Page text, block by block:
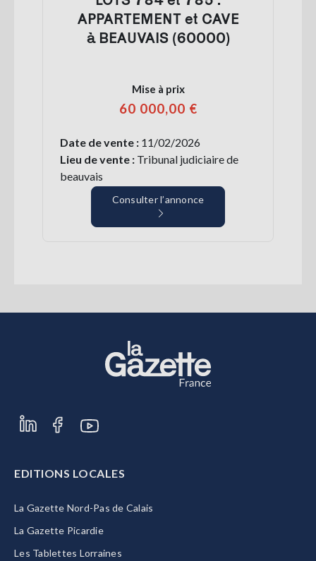
APPARTEMENT et CAVE
à BEAUVAIS (60000)
Mise à prix
60 000,00 €
Date de vente : 11/02/2026
Lieu de vente : Tribunal judiciaire de
beauvais
Consulter l’annonce
EDITIONS LOCALES
La Gazette Nord-Pas de Calais
La Gazette Picardie
Les Tablettes Lorraines